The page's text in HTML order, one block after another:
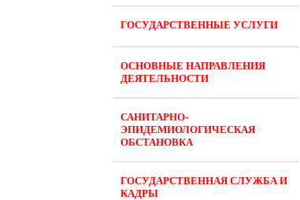
ГОСУДАРСТВЕННЫЕ УСЛУГИ
ОСНОВНЫЕ НАПРАВЛЕНИЯ
ДЕЯТЕЛЬНОСТИ
САНИТАРНО-
ЭПИДЕМИОЛОГИЧЕСКАЯ
ОБСТАНОВКА
ГОСУДАРСТВЕННАЯ СЛУЖБА И
КАДРЫ